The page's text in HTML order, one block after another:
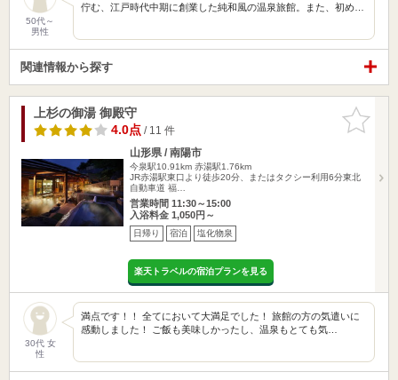
50代～
男性
佇む、江戸時代中期に創業した純和風の温泉旅館。また、初め…
関連情報から探す
お気に入
りに追加
上杉の御湯 御殿守
4.0点/ 11 件
山形県 / 南陽市
今泉駅10.91km 赤湯駅1.76km
JR赤湯駅東口より徒歩20分、またはタクシー利用6分東北
自動車道 福…
営業時間 11:30～15:00
入浴料金 1,050円～
日帰り 宿泊 塩化物泉
楽天トラベルの宿泊プランを見る
30代 女
性
満点です！！ 全てにおいて大満足でした！ 旅館の方の気遣いに
感動しました！ ご飯も美味しかったし、温泉もとても気…